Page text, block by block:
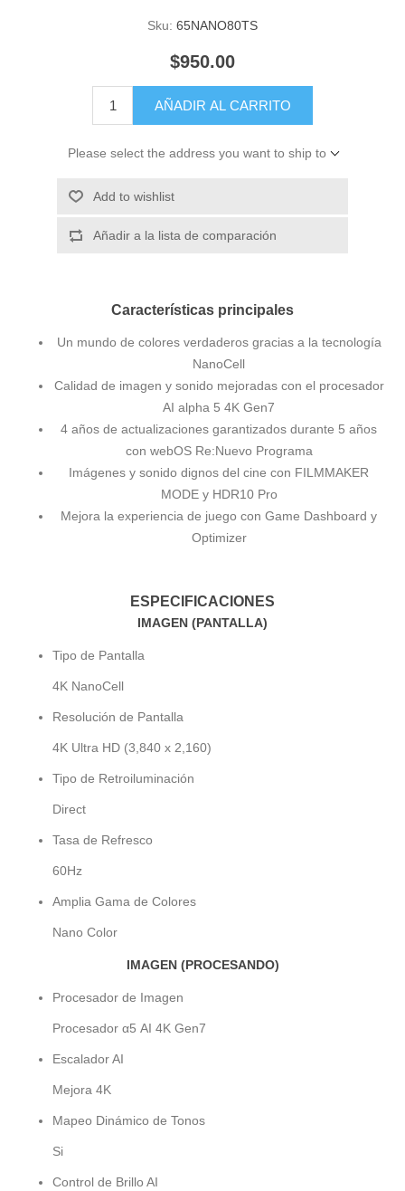
Sku: 65NANO80TS
$950.00
AÑADIR AL CARRITO
Please select the address you want to ship to
Add to wishlist
Añadir a la lista de comparación
Características principales
Un mundo de colores verdaderos gracias a la tecnología
NanoCell
Calidad de imagen y sonido mejoradas con el procesador
AI alpha 5 4K Gen7
4 años de actualizaciones garantizados durante 5 años
con webOS Re:Nuevo Programa
Imágenes y sonido dignos del cine con FILMMAKER
MODE y HDR10 Pro
Mejora la experiencia de juego con Game Dashboard y
Optimizer
ESPECIFICACIONES
IMAGEN (PANTALLA)
Tipo de Pantalla
4K NanoCell
Resolución de Pantalla
4K Ultra HD (3,840 x 2,160)
Tipo de Retroiluminación
Direct
Tasa de Refresco
60Hz
Amplia Gama de Colores
Nano Color
IMAGEN (PROCESANDO)
Procesador de Imagen
Procesador α5 AI 4K Gen7
Escalador AI
Mejora 4K
Mapeo Dinámico de Tonos
Si
Control de Brillo AI